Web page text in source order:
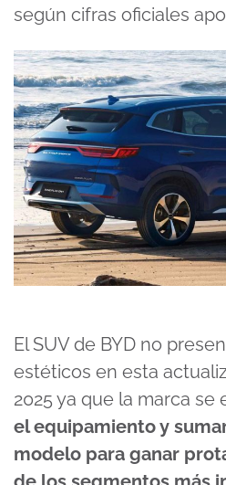
según cifras oficiales
El SUV de BYD no
estéticos en esta
2025 ya que la marca
el equipamiento y
modelo para ganar